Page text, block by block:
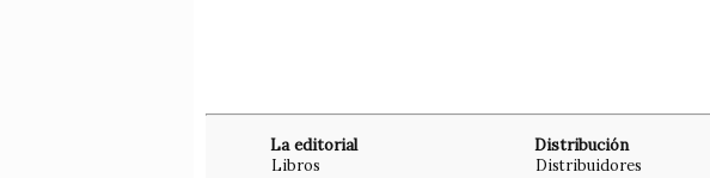
La editorial
Libros
Distribución
Distribuidores